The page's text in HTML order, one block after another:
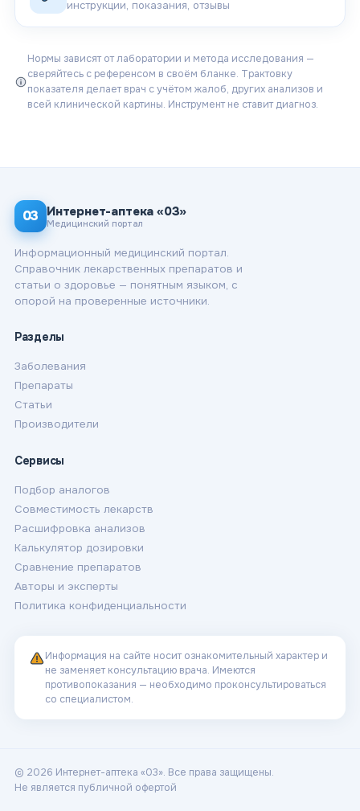
инструкции, показания, отзывы
Нормы зависят от лаборатории и метода исследования —
сверяйтесь с референсом в своём бланке. Трактовку
показателя делает врач с учётом жалоб, других анализов и
всей клинической картины. Инструмент не ставит диагноз.
03 Интернет-аптека «03»
Медицинский портал
Информационный медицинский портал.
Справочник лекарственных препаратов и
статьи о здоровье — понятным языком, с
опорой на проверенные источники.
Разделы
Заболевания
Препараты
Статьи
Производители
Сервисы
Подбор аналогов
Совместимость лекарств
Расшифровка анализов
Калькулятор дозировки
Сравнение препаратов
Авторы и эксперты
Политика конфиденциальности
Информация на сайте носит ознакомительный характер и
не заменяет консультацию врача. Имеются
противопоказания — необходимо проконсультироваться
со специалистом.
© 2026 Интернет-аптека «03». Все права защищены.
Не является публичной офертой